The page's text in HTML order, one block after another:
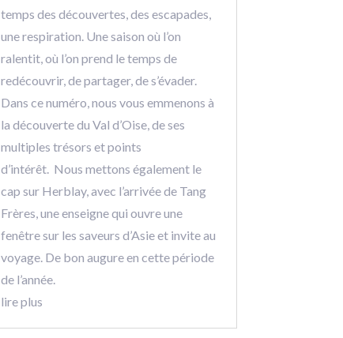
temps des découvertes, des escapades,
une respiration. Une saison où l’on
ralentit, où l’on prend le temps de
redécouvrir, de partager, de s’évader.
Dans ce numéro, nous vous emmenons à
la découverte du Val d’Oise, de ses
multiples trésors et points
d’intérêt. Nous mettons également le
cap sur Herblay, avec l’arrivée de Tang
Frères, une enseigne qui ouvre une
fenêtre sur les saveurs d’Asie et invite au
voyage. De bon augure en cette période
de l’année.
lire plus